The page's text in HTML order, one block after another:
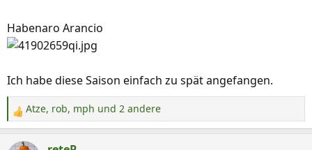
Habenaro Arancio
Ich habe diese Saison einfach zu spät angefangen.
R
e
a
Atze, rob, mph und 2 andere